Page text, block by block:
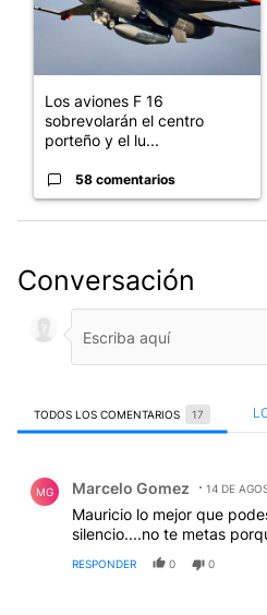
Los aviones F 16
sobrevolarán el centro
porteño y el lu...
58 comentarios
Conversación
TODOS LOS COMENTARIOS 17
MG Marcelo Gomez 14 DE
Mauricio lo mejor que
silencio....no te metas
RESPONDER 0 0